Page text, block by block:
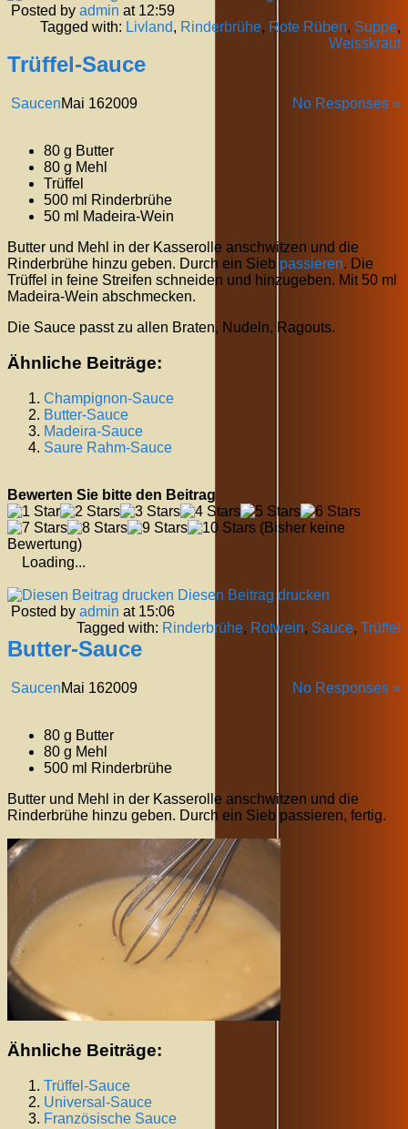
Posted by admin at 12:59
Tagged with: Livland, Rinderbrühe, Rote Rüben, Suppe,
Weisskraut
Trüffel-Sauce
Saucen No Responses »
Mai 162009
80 g Butter
80 g Mehl
Trüffel
500 ml Rinderbrühe
50 ml Madeira-Wein
Butter und Mehl in der Kasserolle anschwitzen und die
Rinderbrühe hinzu geben. Durch ein Sieb passieren. Die
Trüffel in feine Streifen schneiden und hinzugeben. Mit 50 ml
Madeira-Wein abschmecken.
Die Sauce passt zu allen Braten, Nudeln, Ragouts.
Ähnliche Beiträge:
Champignon-Sauce
Butter-Sauce
Madeira-Sauce
Saure Rahm-Sauce
Bewerten Sie bitte den Beitrag
(Bisher keine
Bewertung)
Loading...
Diesen Beitrag drucken
Posted by admin at 15:06
Tagged with: Rinderbrühe, Rotwein, Sauce, Trüffel
Butter-Sauce
Saucen No Responses »
Mai 162009
80 g Butter
80 g Mehl
500 ml Rinderbrühe
Butter und Mehl in der Kasserolle anschwitzen und die
Rinderbrühe hinzu geben. Durch ein Sieb passieren, fertig.
Ähnliche Beiträge:
Trüffel-Sauce
Universal-Sauce
Französische Sauce